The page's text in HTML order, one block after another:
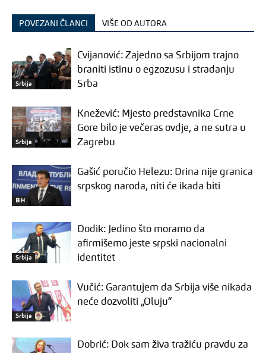
POVEZANI ČLANCI VIŠE OD AUTORA
Srbija
Cvijanović: Zajedno sa Srbijom trajno
braniti istinu o egzozusu i stradanju
Srba
Srbija
Knežević: Mjesto predstavnika Crne
Gore bilo je večeras ovdje, a ne sutra u
Zagrebu
BiH
Gašić poručio Helezu: Drina nije granica
srpskog naroda, niti će ikada biti
Srbija
Dodik: Jedino što moramo da
afirmišemo jeste srpski nacionalni
identitet
Srbija
Vučić: Garantujem da Srbija više nikada
neće dozvoliti „Oluju“
Dobrić: Dok sam živa tražiću pravdu za